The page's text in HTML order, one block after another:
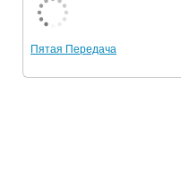
Пятая Передача